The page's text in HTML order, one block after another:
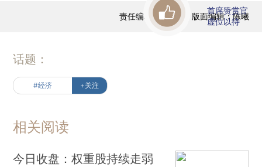
责任编辑：曹文姣 | 版面编辑：陈曦
首席赞赏官
虚位以待
话题：
#经济 +关注
相关阅读
今日收盘：权重股持续走弱